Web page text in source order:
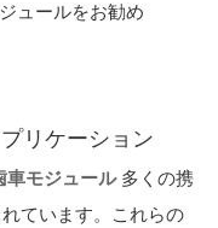
ュールをお勧め
リケーション
車モジュール多くの携
ています。これらの